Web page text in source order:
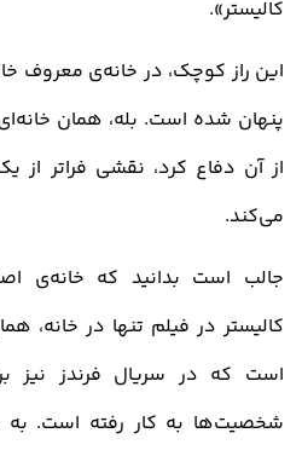
کالیستر».
این راز کوچک، در خانه‌ی معروف
پنهان شده است. بله، همان
از آن دفاع کرد، نقشی فراتر از
می‌کند.
جالب است بدانید که خانه‌ی
کالیستر در فیلم تنها در خانه،
است که در سریال فرندز نیز
شخصیت‌ها به کار رفته است. به